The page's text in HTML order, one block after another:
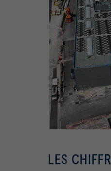
LES